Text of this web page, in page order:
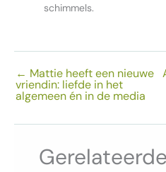
schimmels.
← Mattie heeft een nieuwe
vriendin: liefde in het
algemeen én in de media